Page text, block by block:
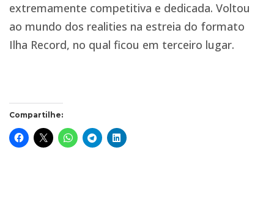
extremamente competitiva e dedicada. Voltou
ao mundo dos realities na estreia do formato
Ilha Record, no qual ficou em terceiro lugar.
Compartilhe: